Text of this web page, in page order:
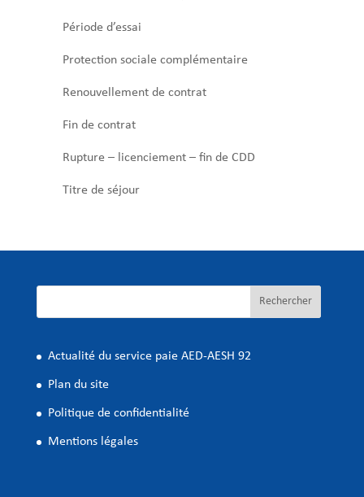
Période d’essai
Protection sociale complémentaire
Renouvellement de contrat
Fin de contrat
Rupture – licenciement – fin de CDD
Titre de séjour
Rechercher
Actualité du service paie AED-AESH 92
Plan du site
Politique de confidentialité
Mentions légales